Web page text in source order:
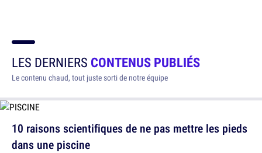
LES DERNIERS CONTENUS PUBLIÉS
Le contenu chaud, tout juste sorti de notre équipe
10 raisons scientifiques de ne pas mettre les pieds
dans une piscine